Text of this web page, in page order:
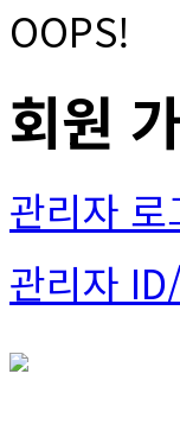
OOPS!
회원
관리자 로
관리자